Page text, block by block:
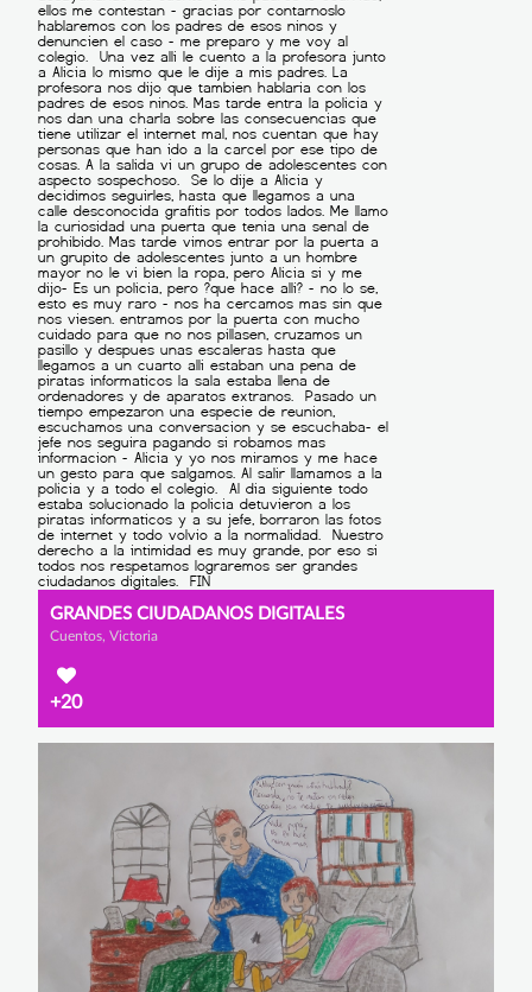
GRANDES CIUDADANOS DIGITALES
Cuentos, Victoria
+20